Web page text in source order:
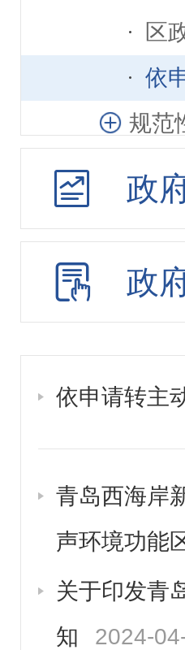
区
依
规范
政策
政务云
政府
规划
统计
政府
财政
重点
建议提
政
政
依申请转主
青岛西海岸
声环境功能
关于印发青
知
2024-